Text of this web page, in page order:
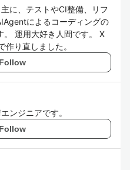
に、テストやCI整備、リフ
によるコーディングの
。 運用大好き人間です。 X
作り直しました。
Follow
ンジニアです。
Follow